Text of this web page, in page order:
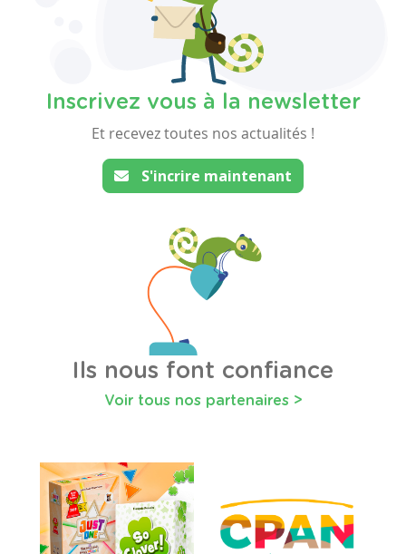
Inscrivez vous à la newsletter
Et recevez toutes nos actualités !
S'incrire maintenant
Ils nous font confiance
Voir tous nos partenaires >